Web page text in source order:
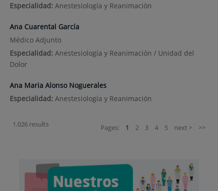
Especialidad: Anestesiología y Reanimación
Ana Cuarental García
Médico Adjunto
Especialidad: Anestesiología y Reanimación / Unidad del
Dolor
Ana Maria Alonso Noguerales
Especialidad: Anestesiología y Reanimación
1.026 results Pages: 1 2 3 4 5 next > >>